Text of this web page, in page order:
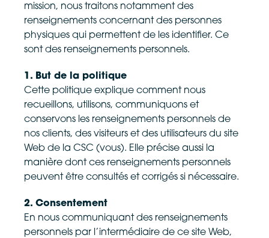
mission, nous traitons notamment des
renseignements concernant des personnes
physiques qui permettent de les identifier. Ce
sont des renseignements personnels.
1. But de la politique
Cette politique explique comment nous
recueillons, utilisons, communiquons et
conservons les renseignements personnels de
nos clients, des visiteurs et des utilisateurs du site
Web de la CSC (vous). Elle précise aussi la
manière dont ces renseignements personnels
peuvent être consultés et corrigés si nécessaire.
2. Consentement
En nous communiquant des renseignements
personnels par l’intermédiaire de ce site Web,